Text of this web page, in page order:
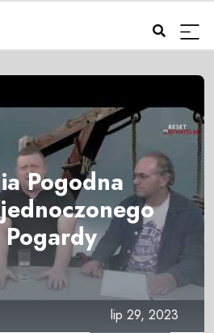
Pogodna
Pogardy
lip 29, 2023